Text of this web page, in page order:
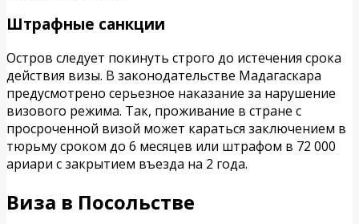
Штрафные санкции
Остров следует покинуть строго до истечения срока
действия визы. В законодательстве Мадагаскара
предусмотрено серьезное наказание за нарушение
визового режима. Так, проживание в стране с
просроченной визой может караться заключением в
тюрьму сроком до 6 месяцев или штрафом в 72 000
ариари с закрытием въезда на 2 года.
Виза в Посольстве